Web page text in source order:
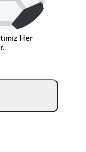
Her